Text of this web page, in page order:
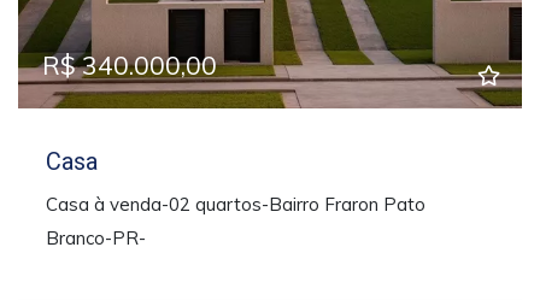
R$ 340.000,00
Casa
Casa à venda-02 quartos-Bairro Fraron Pato
Branco-PR-